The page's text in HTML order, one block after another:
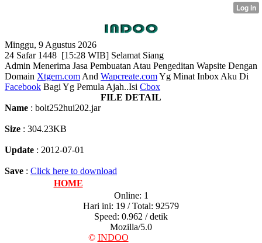
Minggu, 9 Agustus 2026
24 Safar 1448 [15:28 WIB] Selamat Siang
Admin Menerima Jasa Pembuatan Atau Pengeditan Wapsite Dengan
Domain Xtgem.com And Wapcreate.comYg Minat Inbox Aku Di
Facebook Bagi Yg Pemula Ajah..Isi Cbox
FILE DETAIL
Name : bolt252hui202.jar
Size : 304.23KB
Update : 2012-07-01
Save : Click here to download
HOME
Online: 1
Hari ini: 19 / Total: 92579
Speed: 0.962 / detik
Mozilla/5.0
© INDOO